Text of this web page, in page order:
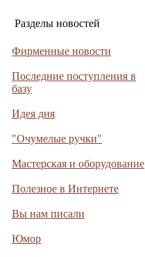
Разделы новостей
Фирменные новости
Последние поступления в
базу
Идея дня
"Очумелые ручки"
Мастерская и оборудование
Полезное в Интернете
Вы нам писали
Юмор